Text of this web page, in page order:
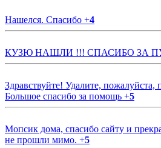
Нашелся. Спасибо +4
КУЗЮ НАШЛИ !!! СПАСИБО ЗА
Здравствуйте! Удалите, пожалуйста,
Большое спасибо за помощь +5
Мопсик дома, спасибо сайту и
не прошли мимо. +5